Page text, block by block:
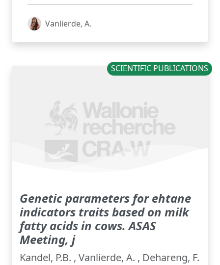
Vanlierde, A.
SCIENTIFIC PUBLICATIONS
Genetic parameters for ehtane
indicators traits based on milk
fatty acids in cows. ASAS
Meeting, j
Kandel, P.B. , Vanlierde, A. , Dehareng, F.